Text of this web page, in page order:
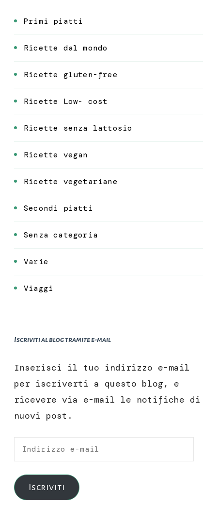
Primi piatti
Ricette dal mondo
Ricette gluten-free
Ricette Low- cost
Ricette senza lattosio
Ricette vegan
Ricette vegetariane
Secondi piatti
Senza categoria
Varie
Viaggi
Iscriviti al blog tramite e-mail
Inserisci il tuo indirizzo e-mail
per iscriverti a questo blog, e
ricevere via e-mail le notifiche di
nuovi post.
Indirizzo
mail
Iscriviti